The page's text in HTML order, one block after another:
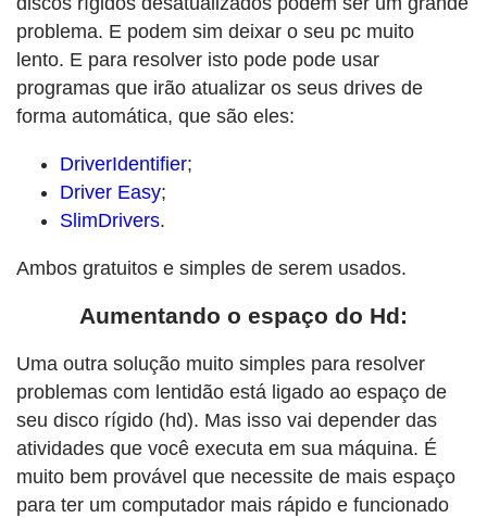
problema. E podem sim deixar o seu pc muito
lento. E para resolver isto pode pode usar
programas que irão atualizar os seus drives de
forma automática, que são eles:
DriverIdentifier;
Driver Easy;
SlimDrivers.
Ambos gratuitos e simples de serem usados.
Aumentando o espaço do Hd:
Uma outra solução muito simples para resolver
problemas com lentidão está ligado ao espaço de
seu disco rígido (hd). Mas isso vai depender das
atividades que você executa em sua máquina. É
muito bem provável que necessite de mais espaço
para ter um computador mais rápido e funcionado